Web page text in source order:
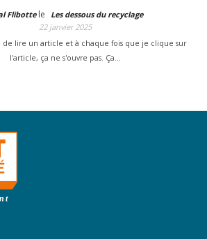
Flibottele
Les dessous du recyclage
22 janvier 2025
de lire un article et à chaque fois que je clique sur
l'article, ça ne s'ouvre pas. Ça…